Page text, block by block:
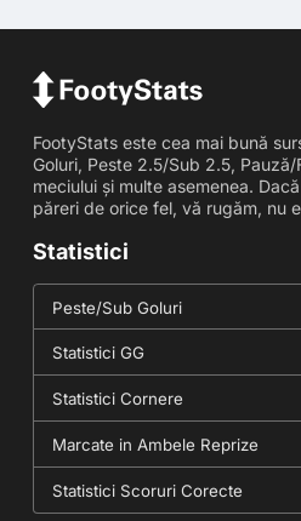
FootyStats este cea mai bună
Goluri, Peste 2.5/Sub 2.5,
meciului și multe asemenea.
păreri de orice fel, vă rugăm, nu
Statistici
Peste/Sub Goluri
Statistici GG
Statistici Cornere
Marcate in Ambele Reprize
Statistici Scoruri Corecte